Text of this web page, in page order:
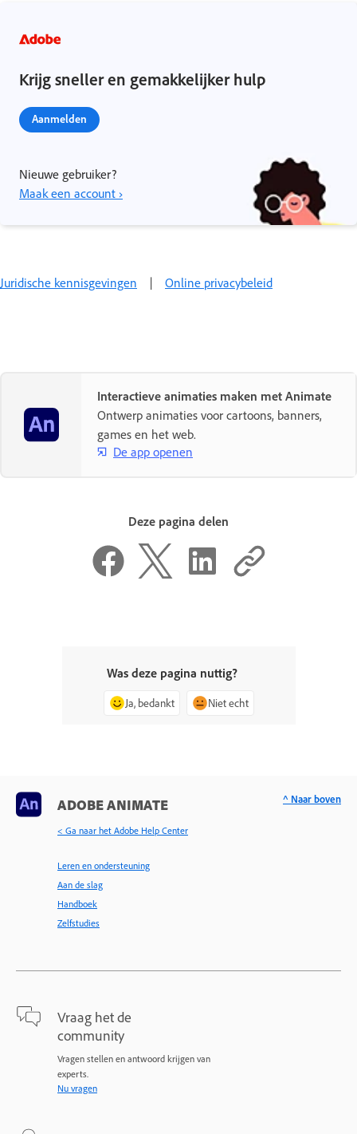
Krijg sneller en gemakkelijker hulp
Aanmelden
Nieuwe gebruiker?
Maak een account ›
Juridische kennisgevingen | Online privacybeleid
Interactieve animaties maken met Animate
Ontwerp animaties voor cartoons, banners,
games en het web.
De app openen
Deze pagina delen
Was deze pagina nuttig?
Ja, bedankt Niet echt
ADOBE ANIMATE
< Ga naar het Adobe Help Center
Leren en ondersteuning
Aan de slag
Handboek
Zelfstudies
Vraag het de
community
Vragen stellen en antwoord krijgen van
experts.
Nu vragen
^ Naar boven